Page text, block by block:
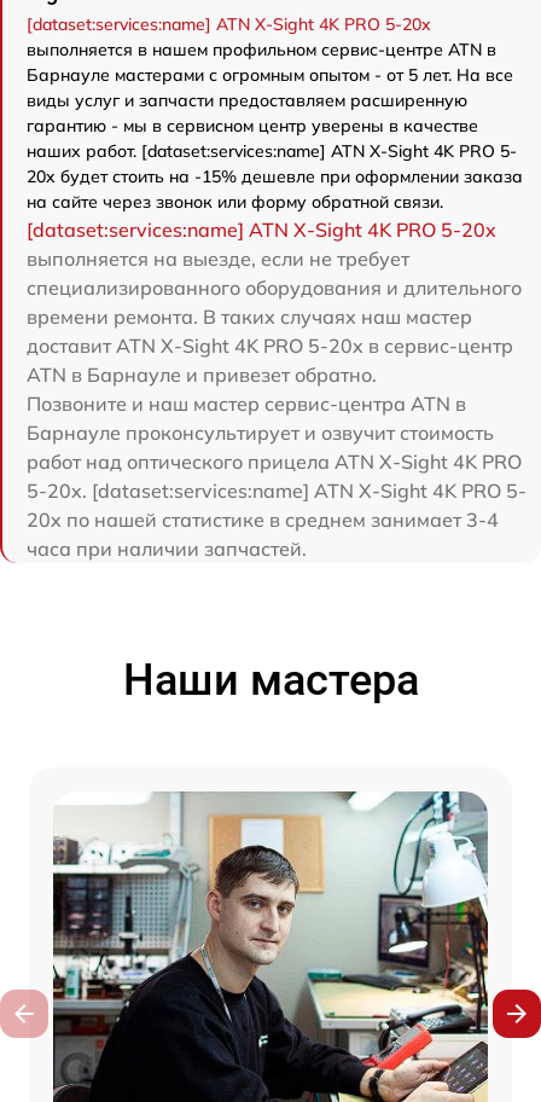
[dataset:services:name] ATN X-Sight 4K PRO 5-20x
выполняется в нашем профильном сервис-центре ATN в
Барнауле мастерами с огромным опытом - от 5 лет. На все
виды услуг и запчасти предоставляем расширенную
гарантию - мы в сервисном центр уверены в качестве
наших работ. [dataset:services:name] ATN X-Sight 4K PRO 5-
20x будет стоить на -15% дешевле при оформлении заказа
на сайте через звонок или форму обратной связи.
[dataset:services:name] ATN X-Sight 4K PRO 5-20x
выполняется на выезде, если не требует
специализированного оборудования и длительного
времени ремонта. В таких случаях наш мастер
доставит ATN X-Sight 4K PRO 5-20x в сервис-центр
ATN в Барнауле и привезет обратно.
Позвоните и наш мастер сервис-центра ATN в
Барнауле проконсультирует и озвучит стоимость
работ над оптического прицела ATN X-Sight 4K PRO
5-20x. [dataset:services:name] ATN X-Sight 4K PRO 5-
20x по нашей статистике в среднем занимает 3-4
часа при наличии запчастей.
Наши мастера